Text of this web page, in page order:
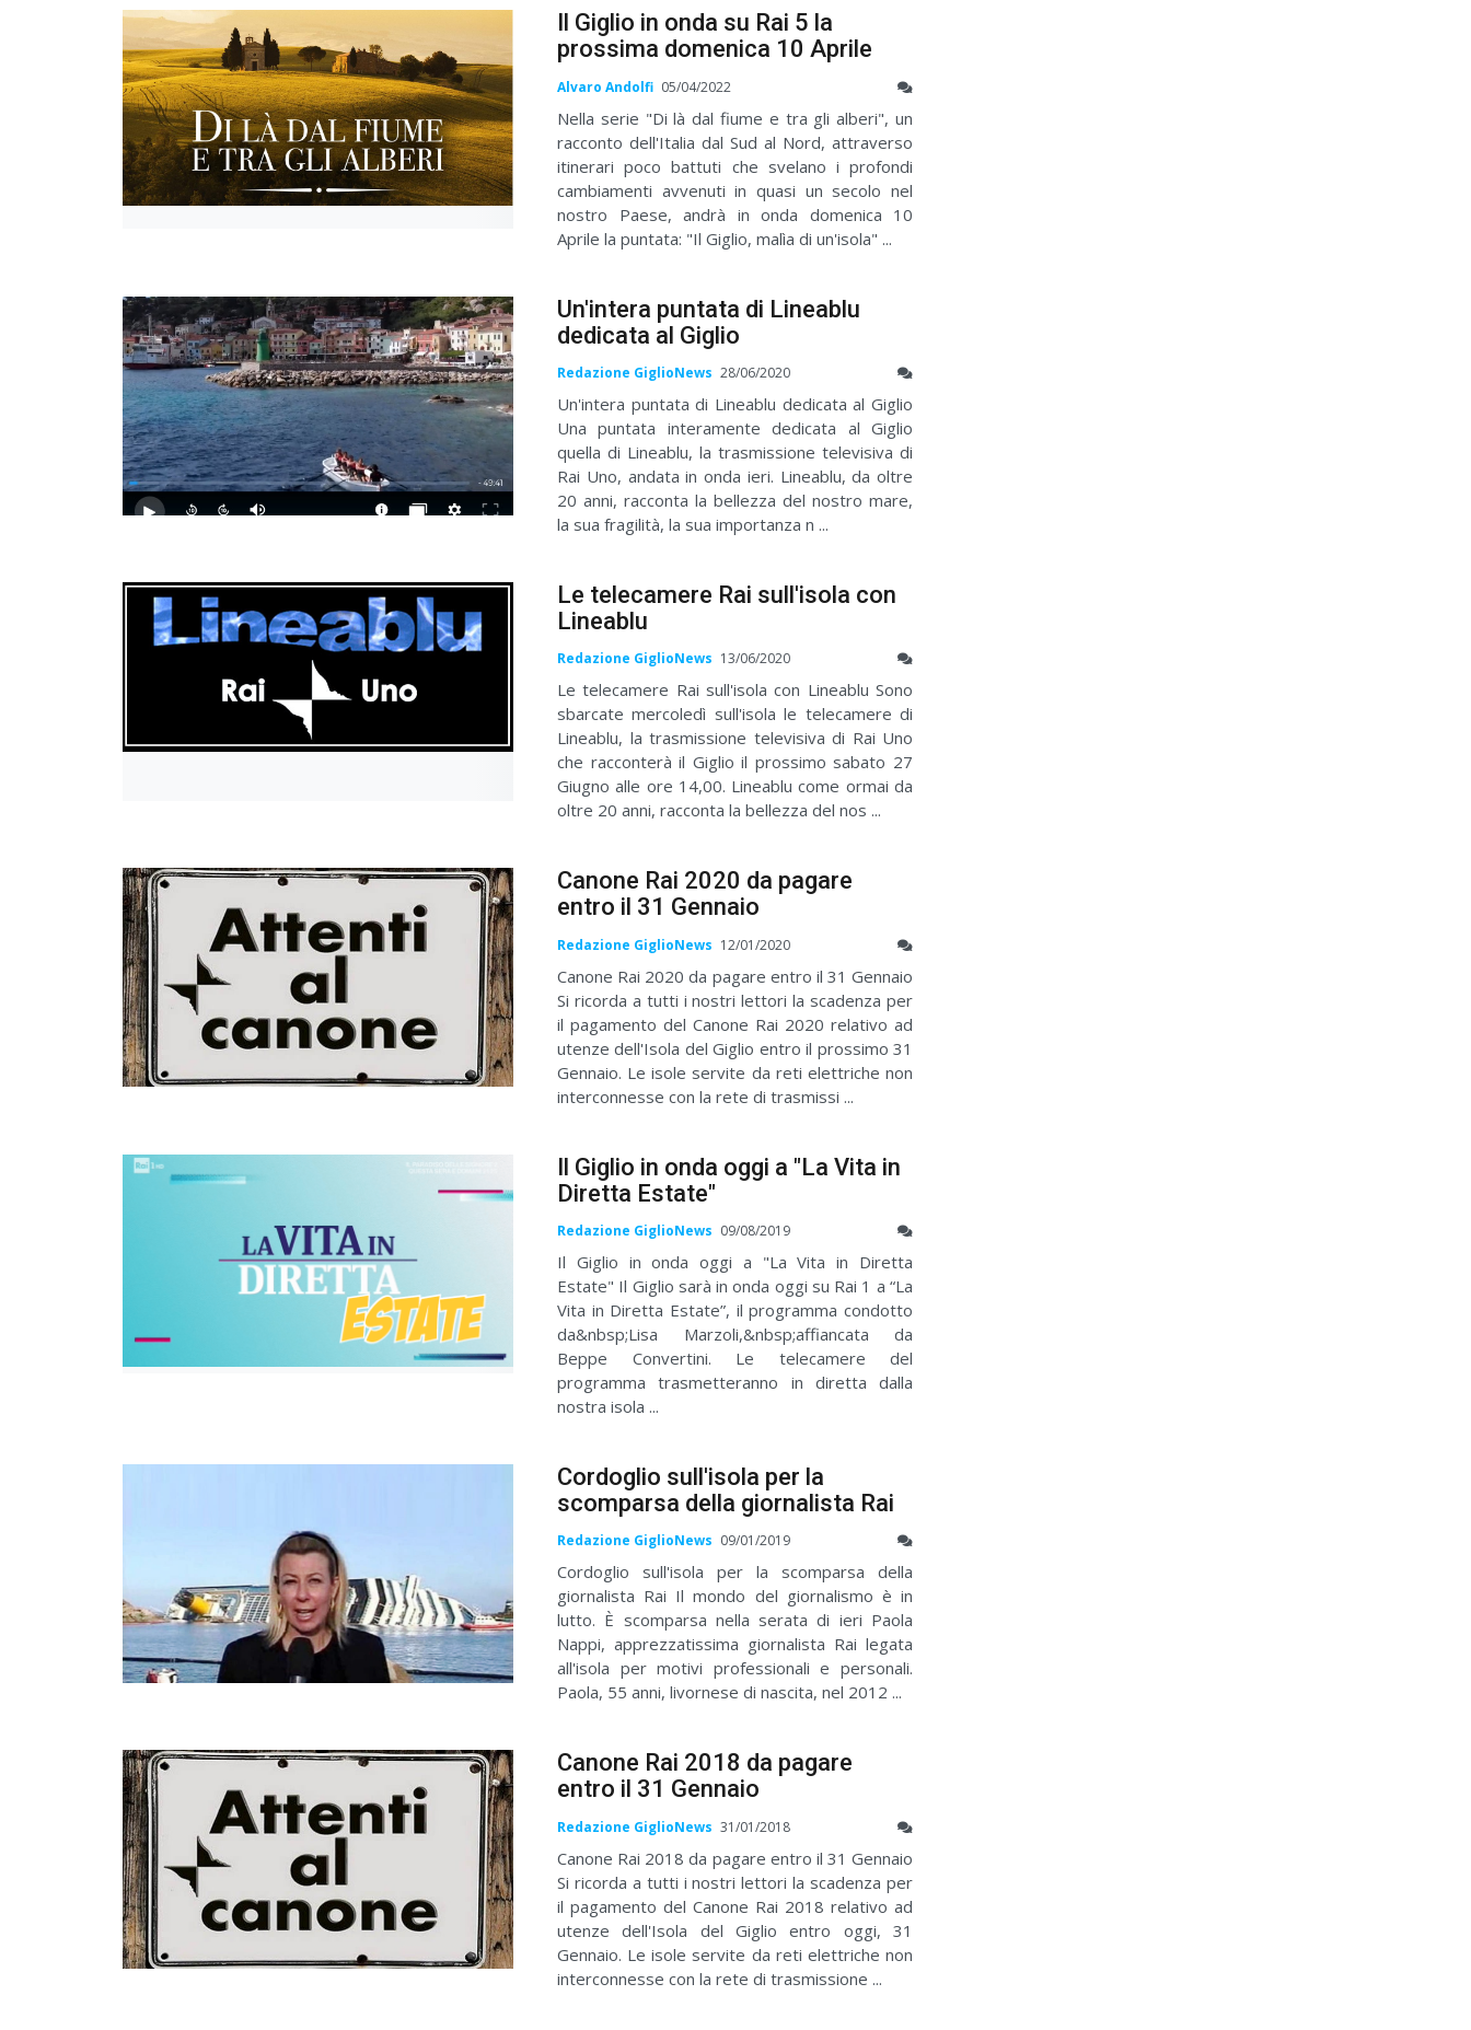
Il Giglio in onda su Rai 5 la
prossima domenica 10 Aprile
Alvaro Andolfi 05/04/2022
Nella serie "Di là dal fiume e tra gli alberi", un
racconto dell'Italia dal Sud al Nord, attraverso
itinerari poco battuti che svelano i profondi
cambiamenti avvenuti in quasi un secolo nel
nostro Paese, andrà in onda domenica 10
Aprile la puntata: "Il Giglio, malìa di un'isola" ...
Un'intera puntata di Lineablu
dedicata al Giglio
Redazione GiglioNews 28/06/2020
Un'intera puntata di Lineablu dedicata al Giglio
Una puntata interamente dedicata al Giglio
quella di Lineablu, la trasmissione televisiva di
Rai Uno, andata in onda ieri. Lineablu, da oltre
20 anni, racconta la bellezza del nostro mare,
la sua fragilità, la sua importanza n ...
Le telecamere Rai sull'isola con
Lineablu
Redazione GiglioNews 13/06/2020
Le telecamere Rai sull'isola con Lineablu Sono
sbarcate mercoledì sull'isola le telecamere di
Lineablu, la trasmissione televisiva di Rai Uno
che racconterà il Giglio il prossimo sabato 27
Giugno alle ore 14,00. Lineablu come ormai da
oltre 20 anni, racconta la bellezza del nos ...
Canone Rai 2020 da pagare
entro il 31 Gennaio
Redazione GiglioNews 12/01/2020
Canone Rai 2020 da pagare entro il 31 Gennaio
Si ricorda a tutti i nostri lettori la scadenza per
il pagamento del Canone Rai 2020 relativo ad
utenze dell'Isola del Giglio entro il prossimo 31
Gennaio. Le isole servite da reti elettriche non
interconnesse con la rete di trasmissi ...
Il Giglio in onda oggi a "La Vita in
Diretta Estate"
Redazione GiglioNews 09/08/2019
Il Giglio in onda oggi a "La Vita in Diretta
Estate" Il Giglio sarà in onda oggi su Rai 1 a “La
Vita in Diretta Estate”, il programma condotto
da&nbsp;Lisa Marzoli,&nbsp;affiancata da
Beppe Convertini. Le telecamere del
programma trasmetteranno in diretta dalla
nostra isola ...
Cordoglio sull'isola per la
scomparsa della giornalista Rai
Redazione GiglioNews 09/01/2019
Cordoglio sull'isola per la scomparsa della
giornalista Rai Il mondo del giornalismo è in
lutto. È scomparsa nella serata di ieri Paola
Nappi, apprezzatissima giornalista Rai legata
all'isola per motivi professionali e personali.
Paola, 55 anni, livornese di nascita, nel 2012 ...
Canone Rai 2018 da pagare
entro il 31 Gennaio
Redazione GiglioNews 31/01/2018
Canone Rai 2018 da pagare entro il 31 Gennaio
Si ricorda a tutti i nostri lettori la scadenza per
il pagamento del Canone Rai 2018 relativo ad
utenze dell'Isola del Giglio entro oggi, 31
Gennaio. Le isole servite da reti elettriche non
interconnesse con la rete di trasmissione ...